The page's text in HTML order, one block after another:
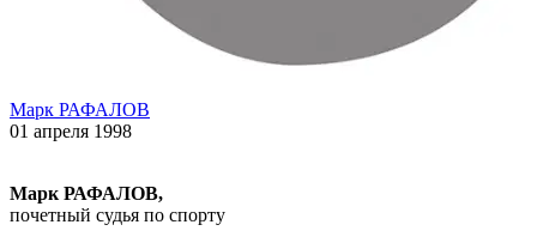
Марк РАФАЛОВ
01 апреля 1998
Марк РАФАЛОВ,
почетный судья по спорту